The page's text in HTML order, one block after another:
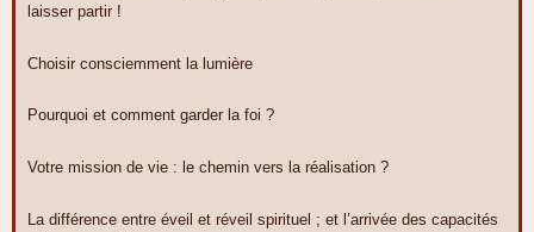
laisser partir !
Choisir consciemment la lumière
Pourquoi et comment garder la foi ?
Votre mission de vie : le chemin vers la réalisation ?
La différence entre éveil et réveil spirituel ; et l’arrivée des capacités